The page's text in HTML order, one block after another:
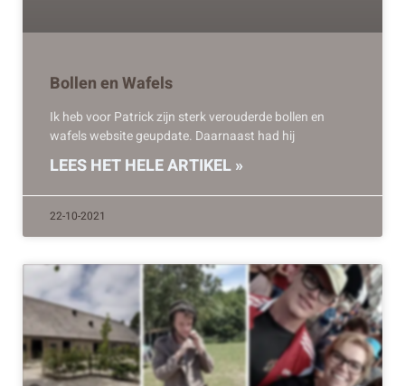
Bollen en Wafels
Ik heb voor Patrick zijn sterk verouderde bollen en
wafels website geupdate. Daarnaast had hij
LEES HET HELE ARTIKEL »
22-10-2021